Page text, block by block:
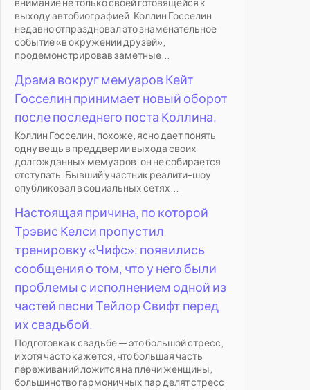
выходу автобиографией. Коллин Госселин
недавно отпраздновал это знаменательное
событие «в окружении друзей»,
продемонстрировав заметные...
Драма вокруг мемуаров Кейт
Госселин принимает новый оборот
после последнего поста Коллина.
Коллин Госселин, похоже, ясно дает понять
одну вещь в преддверии выхода своих
долгожданных мемуаров: он не собирается
отступать. Бывший участник реалити-шоу
опубликовал в социальных сетях...
Настоящая причина, по которой
Трэвис Келси пропустил
тренировку «Чифс»: появились
сообщения о том, что у него были
проблемы с исполнением одной из
частей песни Тейлор Свифт перед
их свадьбой.
Подготовка к свадьбе — это большой стресс,
и хотя часто кажется, что большая часть
переживаний ложится на плечи женщины,
большинство гармоничных пар делят стресс